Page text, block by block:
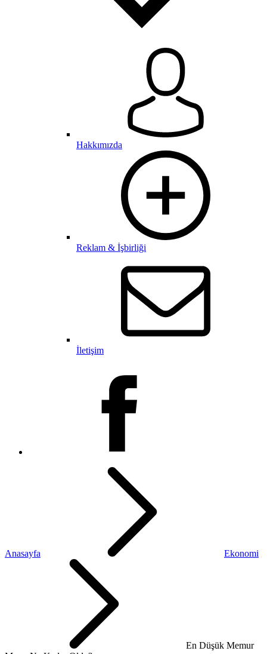
Hakkımızda
Reklam & İşbirliği
İletişim
Anasayfa Ekonomi
En Düşük Memur